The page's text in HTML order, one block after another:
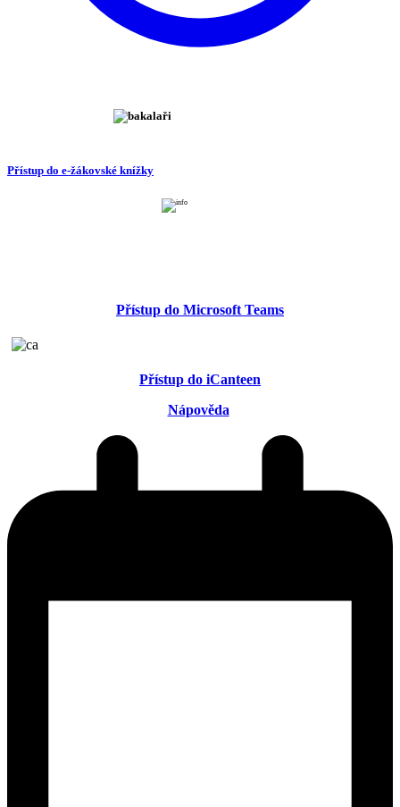
Přístup do e-žákovské knížky
Přístup do Microsoft Teams
Přístup do iCanteen
Nápověda